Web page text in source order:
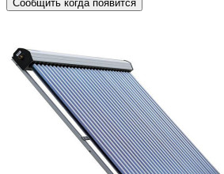
Сообщить когда появится